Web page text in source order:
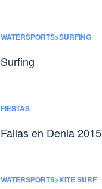
WATERSPORTS>SURFING
Surfing
FIESTAS
Fallas en Denia 2015
WATERSPORTS>KITE SURF